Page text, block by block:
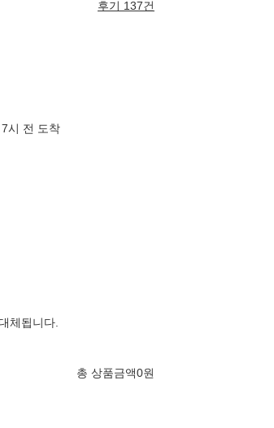
후기 137건
시 전 도착
체됩니다.
총 상품금액0원